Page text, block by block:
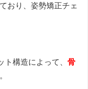
おり、姿勢矯正チェ
構造によって、 骨